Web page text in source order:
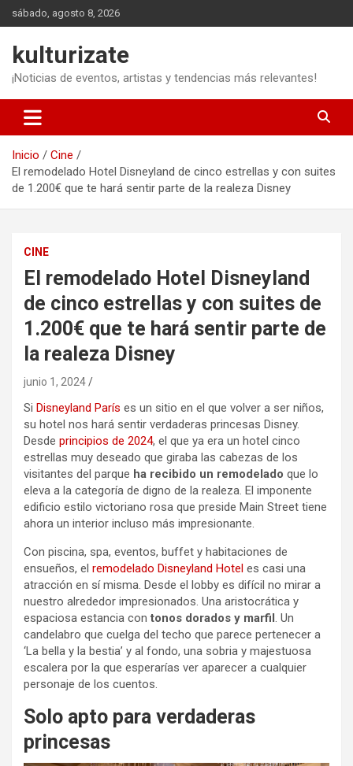
Saltar
al
sábado, agosto 8, 2026
kulturizate
¡Noticias de eventos, artistas y tendencias más relevantes!
Inicio
Cine
El remodelado Hotel Disneyland de cinco estrellas y con suites
de 1.200€ que te hará sentir parte de la realeza Disney
CINE
El remodelado Hotel Disneyland
de cinco estrellas y con suites de
1.200€ que te hará sentir parte de
la realeza Disney
junio 1, 2024
Si Disneyland París es un sitio en el que volver a ser niños,
su hotel nos hará sentir verdaderas princesas Disney.
Desde principios de 2024, el que ya era un hotel cinco
estrellas muy deseado que giraba las cabezas de los
visitantes del parque ha recibido un remodelado que lo
eleva a la categoría de digno de la realeza. El imponente
edificio estilo victoriano rosa que preside Main Street tiene
ahora un interior incluso más impresionante.
Con piscina, spa, eventos, buffet y habitaciones de
ensueños, el remodelado Disneyland Hotel es casi una
atracción en sí misma. Desde el lobby es difícil no mirar a
nuestro alrededor impresionados. Una aristocrática y
espaciosa estancia contonos dorados y marfil. Un
candelabro que cuelga del techo que parece pertenecer a
‘La bella y la bestia’ y al fondo, una sobria y majestuosa
escalera por la que esperarías ver aparecer a cualquier
personaje de los cuentos.
Solo apto para verdaderas
princesas